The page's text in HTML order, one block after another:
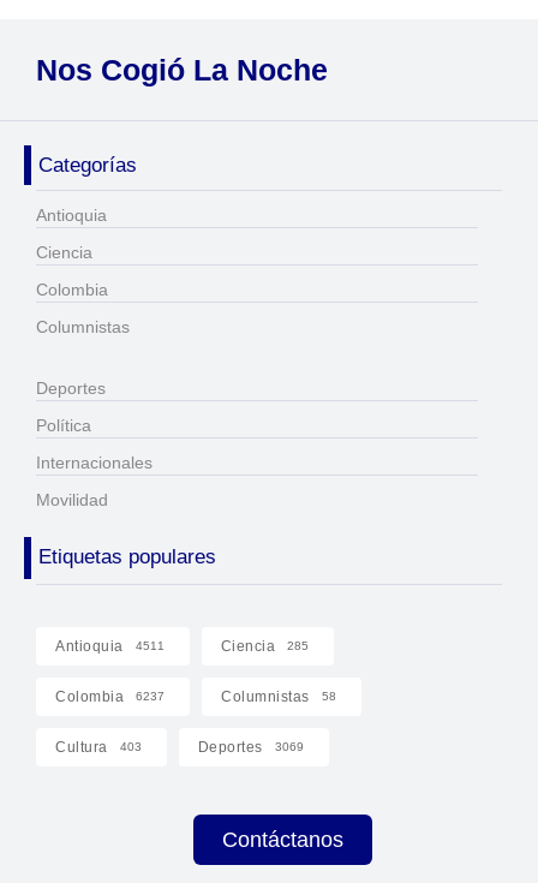
Nos Cogió La Noche
Categorías
Antioquia
Ciencia
Colombia
Columnistas
Deportes
Política
Internacionales
Movilidad
Etiquetas populares
Antioquia 4511 Ciencia 285
Colombia 6237 Columnistas 58
Cultura 403 Deportes 3069
Contáctanos